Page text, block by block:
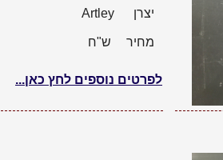
יצרן Artley
מחיר ש"ח
לפרטים נוספים לחץ כאן...